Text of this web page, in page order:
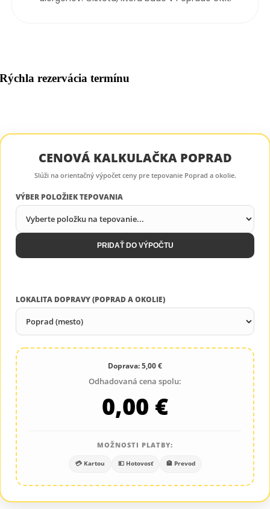
Rýchla rezervácia termínu
CENOVÁ KALKULAČKA POPRAD
Slúži na orientačný výpočet ceny pre tepovanie Poprad a okolie.
VÝBER POLOŽIEK TEPOVANIA
PRIDAŤ DO VÝPOČTU
LOKALITA DOPRAVY (POPRAD A OKOLIE)
Doprava: 5,00 €
Odhadovaná cena spolu:
0,00 €
MOŽNOSTI PLATBY:
💳 Kartou 💵 Hotovosť 🏦 Prevod